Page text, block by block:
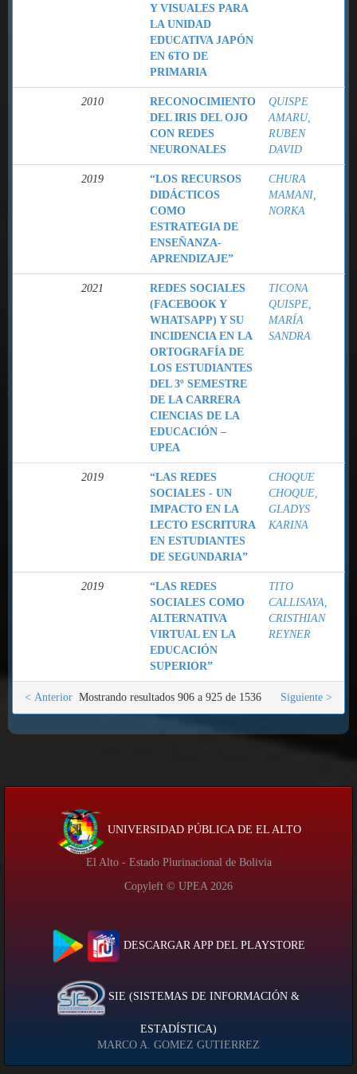
Y VISUALES PARA
LA UNIDAD
EDUCATIVA JAPÓN
EN 6TO DE
PRIMARIA
2010
RECONOCIMIENTO
DEL IRIS DEL OJO
CON REDES
NEURONALES
QUISPE
AMARU,
RUBEN
DAVID
2019
“LOS RECURSOS
DIDÁCTICOS
COMO
ESTRATEGIA DE
ENSEÑANZA-
APRENDIZAJE”
CHURA
MAMANI,
NORKA
2021
REDES SOCIALES
(FACEBOOK Y
WHATSAPP) Y SU
INCIDENCIA EN LA
ORTOGRAFÍA DE
LOS ESTUDIANTES
DEL 3º SEMESTRE
DE LA CARRERA
CIENCIAS DE LA
EDUCACIÓN –
UPEA
TICONA
QUISPE,
MARÍA
SANDRA
2019
“LAS REDES
SOCIALES - UN
IMPACTO EN LA
LECTO ESCRITURA
EN ESTUDIANTES
DE SEGUNDARIA”
CHOQUE
CHOQUE,
GLADYS
KARINA
2019
“LAS REDES
SOCIALES COMO
ALTERNATIVA
VIRTUAL EN LA
EDUCACIÓN
SUPERIOR”
TITO
CALLISAYA,
CRISTHIAN
REYNER
Mostrando resultados 906 a 925 de 1536
< Anterior Siguiente >
UNIVERSIDAD PÚBLICA DE EL ALTO
El Alto - Estado Plurinacional de Bolivia
Copyleft © UPEA 2026
DESCARGAR APP DEL PLAYSTORE
SIE (SISTEMAS DE INFORMACIÓN &
ESTADÍSTICA)
MARCO A. GOMEZ GUTIERREZ